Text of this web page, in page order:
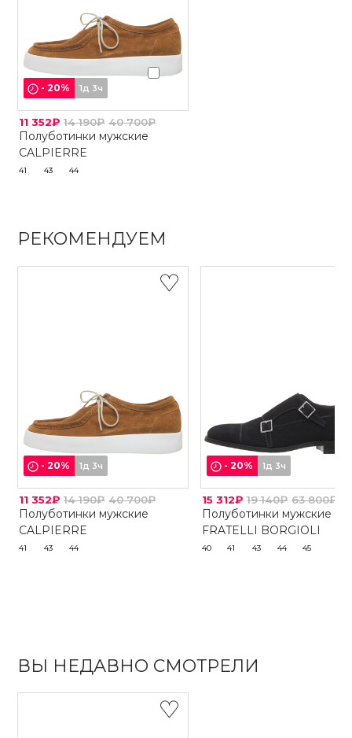
-20% 1д 3ч
11 352₽ 14 190₽ 40 700₽
Полуботинки мужские
CALPIERRE
41 43 44
РЕКОМЕНДУЕМ
-20% 1д 3ч
11 352₽ 14 190₽ 40 700₽
Полуботинки мужские
CALPIERRE
41 43 44
-20% 1д 3ч
15 312₽ 19 140₽ 63 800₽
Полуботинки мужские
FRATELLI BORGIOLI
40 41 43 44 45
ВЫ НЕДАВНО СМОТРЕЛИ